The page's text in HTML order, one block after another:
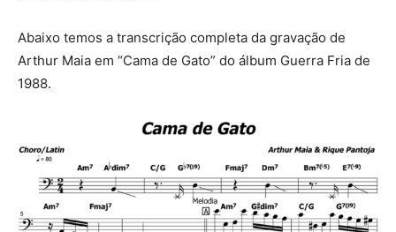
Abaixo temos a transcrição completa da gravação de
Arthur Maia em “Cama de Gato” do álbum Guerra Fria de
1988.